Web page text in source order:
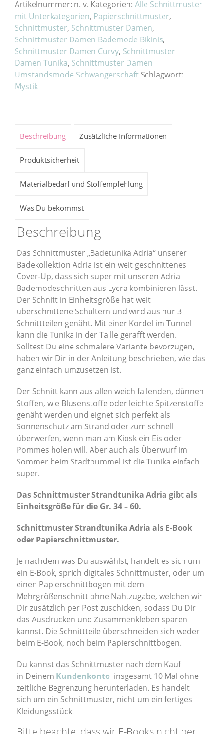
als
E-
Book
oder
Papierschnitt
Menge
Artikelnummer: n. v. Kategorien: Alle Schnittmuster
mit Unterkategorien, Papierschnittmuster,
Schnittmuster, Schnittmuster Damen,
Schnittmuster Damen Bademode Bikinis,
Schnittmuster Damen Curvy, Schnittmuster
Damen Tunika, Schnittmuster Damen
Umstandsmode Schwangerschaft Schlagwort:
Mystik
Beschreibung Zusätzliche Informationen
Produktsicherheit
Materialbedarf und Stoffempfehlung
Was Du bekommst
Beschreibung
Das Schnittmuster „Badetunika Adria“ unserer
Badekollektion Adria ist ein weit geschnittenes
Cover-Up, dass sich super mit unseren Adria
Bademodeschnitten aus Lycra kombinieren lässt.
Der Schnitt in Einheitsgröße hat weit
überschnittene Schultern und wird aus nur 3
Schnittteilen genäht. Mit einer Kordel im Tunnel
kann die Tunika in der Taille gerafft werden.
Solltest Du eine schmalere Variante bevorzugen,
haben wir Dir in der Anleitung beschrieben, wie das
ganz einfach umzusetzen ist.
Der Schnitt kann aus allen weich fallenden, dünnen
Stoffen, wie Blusenstoffe oder leichte Spitzenstoffe
genäht werden und eignet sich perfekt als
Sonnenschutz am Strand oder zum schnell
überwerfen, wenn man am Kiosk ein Eis oder
Pommes holen will. Aber auch als Überwurf im
Sommer beim Stadtbummel ist die Tunika einfach
super.
Das Schnittmuster Strandtunika Adria gibt als
Einheitsgröße für die Gr. 34 – 60.
Schnittmuster Strandtunika Adria als E-Book
oder Papierschnittmuster.
Je nachdem was Du auswählst, handelt es sich um
ein E-Book, sprich digitales Schnittmuster, oder um
einen Papierschnittbogen mit dem
Mehrgrößenschnitt ohne Nahtzugabe, welchen wir
Dir zusätzlich per Post zuschicken, sodass Du Dir
das Ausdrucken und Zusammenkleben sparen
kannst. Die Schnittteile überschneiden sich weder
beim E-Book, noch beim Papierschnittbogen.
Du kannst das Schnittmuster nach dem Kauf
in Deinem Kundenkonto insgesamt 10 Mal ohne
zeitliche Begrenzung herunterladen. Es handelt
sich um ein Schnittmuster, nicht um ein fertiges
Kleidungsstück.
Bitte beachte, dass wir E-Books nicht per